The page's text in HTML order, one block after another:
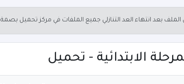
بعد انتهاء العد التنازلي جميع الملفات في مركز تحميل
الابتدائية - تحميل